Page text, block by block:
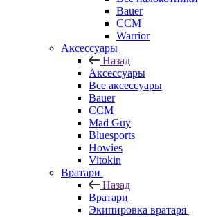
Bauer
CCM
Warrior
Аксессуары
Назад
Аксессуары
Все аксессуары
Bauer
CCM
Mad Guy
Bluesports
Howies
Vitokin
Вратари
Назад
Вратари
Экипировка вратаря